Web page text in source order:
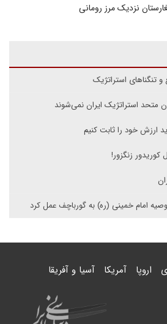
نزدیک مرز رومانی
و تنگناهای استراتژیک
متحد استراتژیک ایران نمی‌شوند
ارزش خود را ثابت کنیم
زنگزور!
اروپا آمریکا آسیا و آفریقا